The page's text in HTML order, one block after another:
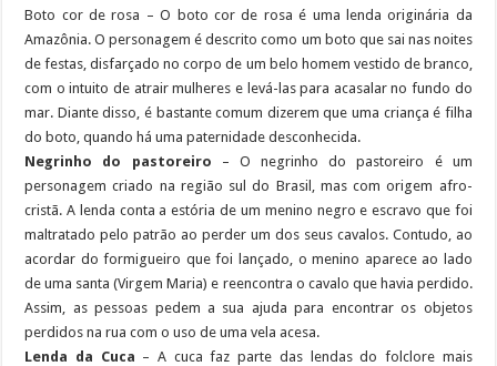
Boto cor de rosa – O boto cor de rosa é uma lenda originária da
Amazônia. O personagem é descrito como um boto que sai nas noites
de festas, disfarçado no corpo de um belo homem vestido de branco,
com o intuito de atrair mulheres e levá-las para acasalar no fundo do
mar. Diante disso, é bastante comum dizerem que uma criança é filha
do boto, quando há uma paternidade desconhecida.
Negrinho do pastoreiro – O negrinho do pastoreiro é um
personagem criado na região sul do Brasil, mas com origem afro-
cristã. A lenda conta a estória de um menino negro e escravo que foi
maltratado pelo patrão ao perder um dos seus cavalos. Contudo, ao
acordar do formigueiro que foi lançado, o menino aparece ao lado
de uma santa (Virgem Maria) e reencontra o cavalo que havia perdido.
Assim, as pessoas pedem a sua ajuda para encontrar os objetos
perdidos na rua com o uso de uma vela acesa.
Lenda da Cuca – A cuca faz parte das lendas do folclore mais